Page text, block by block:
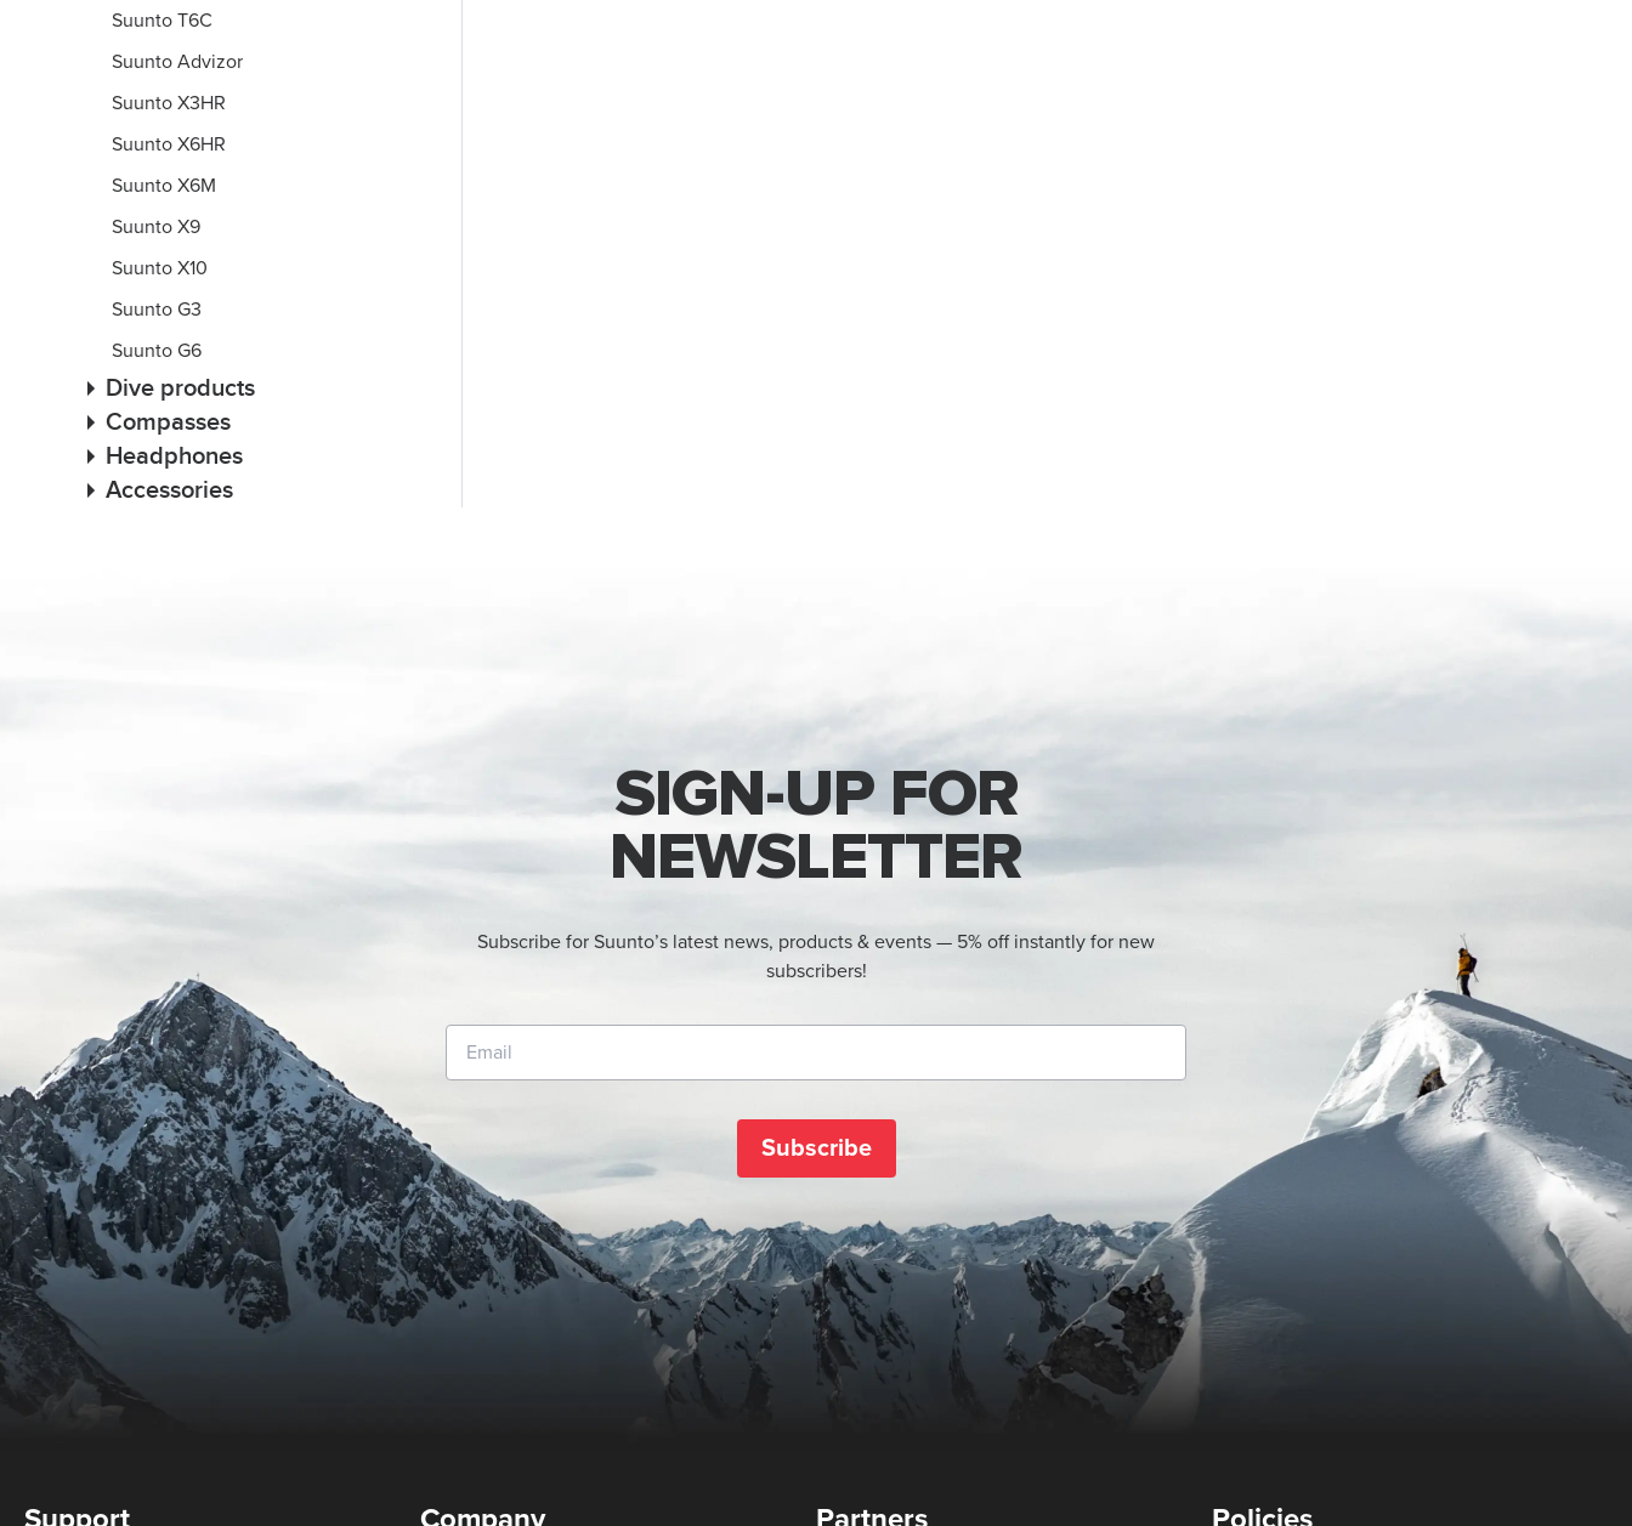
Suunto T6C
Suunto Advizor
Suunto X3HR
Suunto X6HR
Suunto X6M
Suunto X9
Suunto X10
Suunto G3
Suunto G6
Dive products
Compasses
Headphones
Accessories
SIGN-UP FOR
NEWSLETTER
Subscribe for Suunto’s latest news, products & events — 5% off instantly for new
subscribers!
Subscribe
Support Company Partners Policies